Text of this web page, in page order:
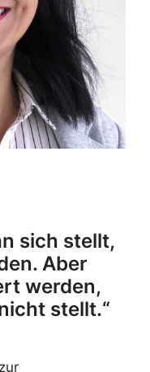
sich stellt,
Aber
werden,
stellt.“